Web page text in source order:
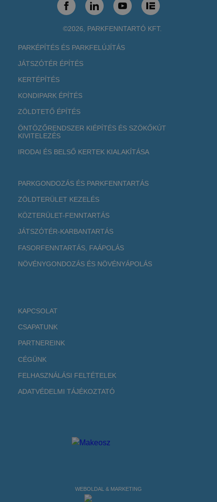
©2026, PARKFENNTARTÓ KFT.
PARKÉPÍTÉS ÉS PARKFELÚJÍTÁS
JÁTSZÓTÉR ÉPÍTÉS
KERTÉPÍTÉS
KONDIPARK ÉPÍTÉS
ZÖLDTETŐ ÉPÍTÉS
ÖNTÖZŐRENDSZER KIÉPÍTÉS ÉS SZÖKŐKÚT
KIVITELEZÉS
IRODAI ÉS BELSŐ KERTEK KIALAKÍTÁSA
PARKGONDOZÁS ÉS PARKFENNTARTÁS
ZÖLDTERÜLET KEZELÉS
KÖZTERÜLET-FENNTARTÁS
JÁTSZÓTÉR-KARBANTARTÁS
FASORFENNTARTÁS, FAÁPOLÁS
NÖVÉNYGONDOZÁS ÉS NÖVÉNYÁPOLÁS
KAPCSOLAT
CSAPATUNK
PARTNEREINK
CÉGÜNK
FELHASZNÁLÁSI FELTÉTELEK
ADATVÉDELMI TÁJÉKOZTATÓ
WEBOLDAL & MARKETING